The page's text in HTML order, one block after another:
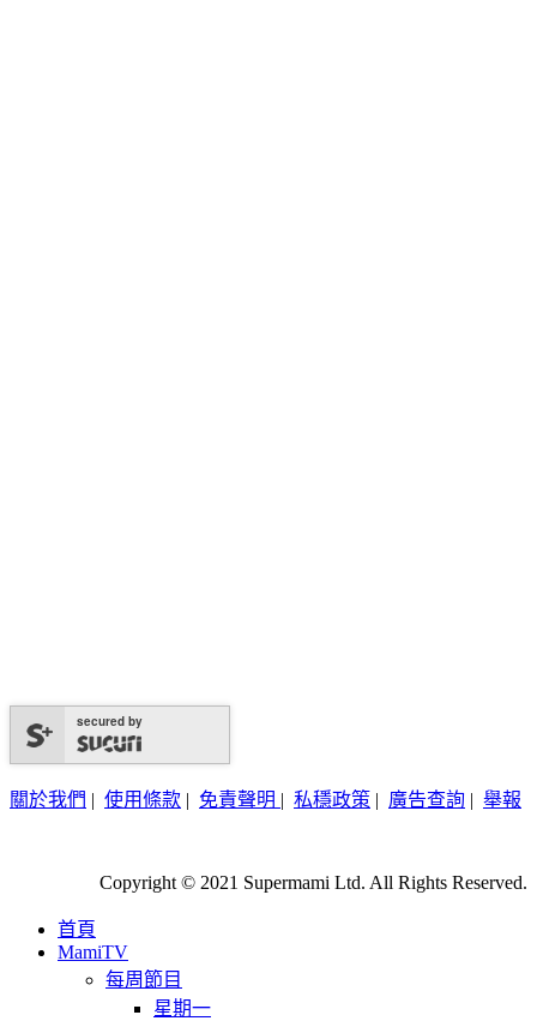
secured by
關於我們 | 使用條款 | 免責聲明 | 私穩政策 | 廣告查詢 | 舉報
Copyright © 2021 Supermami Ltd. All Rights Reserved.
首頁
MamiTV
每周節目
星期一